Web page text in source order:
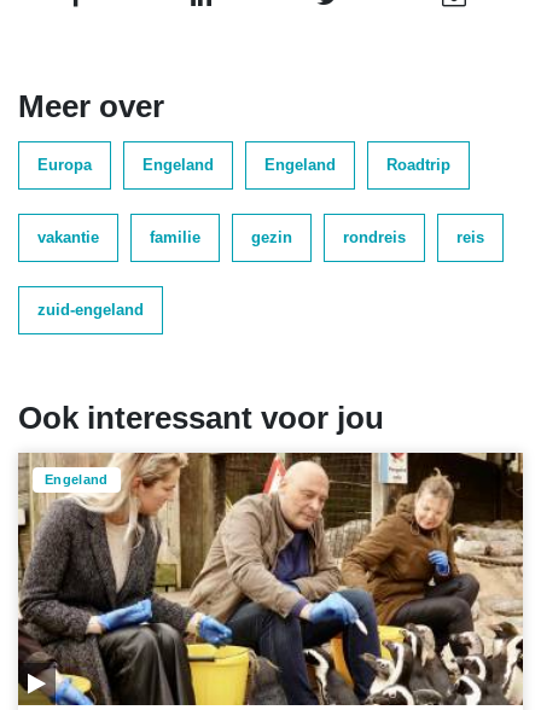
Meer over
Europa Engeland Engeland Roadtrip
vakantie familie gezin rondreis reis
zuid-engeland
Ook interessant voor jou
Engeland